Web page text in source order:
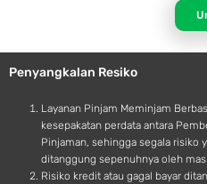
p
l
e
Penyangkalan Resiko
Layanan Pinjam Meminjam
kesepakatan perdata antara
Pinjaman, sehingga segala risiko
ditanggung sepenuhnya oleh
Risiko kredit atau gagal bayar